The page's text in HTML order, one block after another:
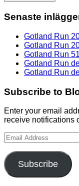
Senaste
Gotland Run
Gotland Run
Gotland Run
Gotland Run
Gotland Run
Subscribe to
Enter your email
receive notifications
Email
Address
Subscribe